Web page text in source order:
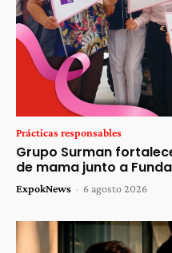
Prácticas responsables
Grupo Surman
de mama junto a
ExpokNews - 6 agosto 2026